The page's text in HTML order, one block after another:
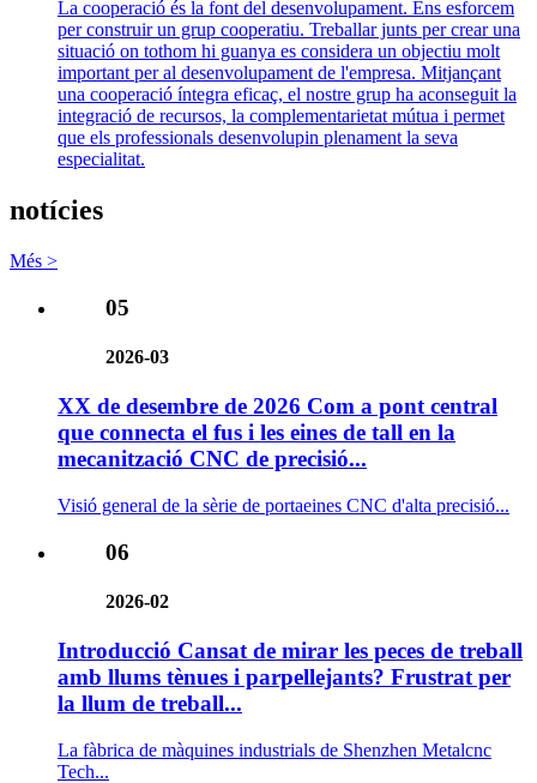
La cooperació és la font del desenvolupament. Ens esforcem
per construir un grup cooperatiu. Treballar junts per crear una
situació on tothom hi guanya es considera un objectiu molt
important per al desenvolupament de l'empresa. Mitjançant
una cooperació íntegra eficaç, el nostre grup ha aconseguit la
integració de recursos, la complementarietat mútua i permet
que els professionals desenvolupin plenament la seva
especialitat.
notícies
Més >
05
2026-03
XX de desembre de 2026 Com a pont central
que connecta el fus i les eines de tall en la
mecanització CNC de precisió...
Visió general de la sèrie de portaeines CNC d'alta precisió...
06
2026-02
Introducció Cansat de mirar les peces de treball
amb llums tènues i parpellejants? Frustrat per
la llum de treball...
La fàbrica de màquines industrials de Shenzhen Metalcnc
Tech...